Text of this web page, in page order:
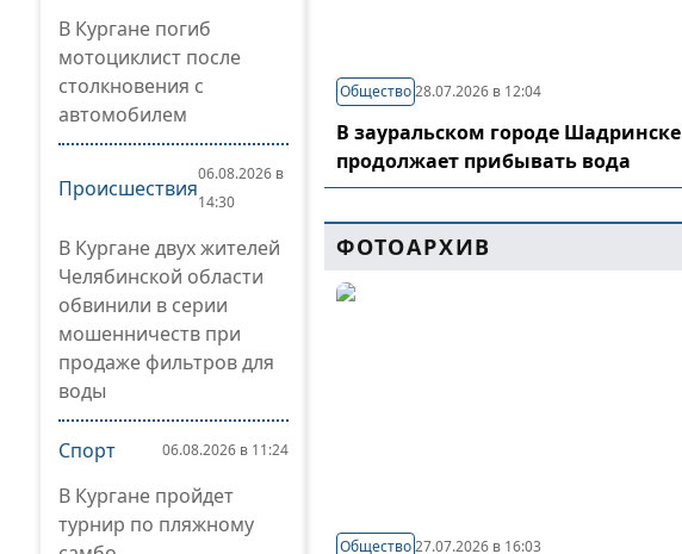
В Кургане погиб
мотоциклист после
столкновения с
автомобилем
Происшествия
06.08.2026 в
14:30
В Кургане двух жителей
Челябинской области
обвинили в серии
мошенничеств при
продаже фильтров для
воды
Спорт 06.08.2026 в 11:24
В Кургане пройдет
турнир по пляжному
Общество28.07.2026 в 12:04
В зауральском городе Шадринске
продолжает прибывать вода
ФОТОАРХИВ
Общество27.07.2026 в 16:03